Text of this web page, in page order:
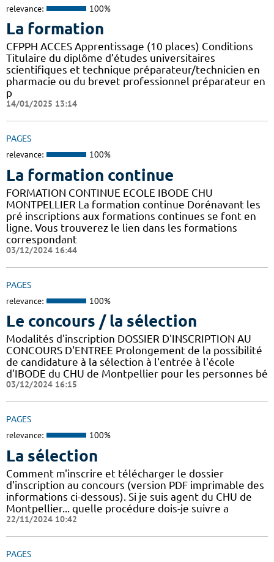
relevance: 100%
La formation
CFPPH ACCES Apprentissage (10 places) Conditions
Titulaire du diplôme d’études universitaires
scientifiques et technique préparateur/technicien en
pharmacie ou du brevet professionnel préparateur en
p
14/01/2025 13:14
PAGES
relevance: 100%
La formation continue
FORMATION CONTINUE ECOLE IBODE CHU
MONTPELLIER La formation continue Dorénavant les
pré inscriptions aux formations continues se font en
ligne. Vous trouverez le lien dans les formations
correspondant
03/12/2024 16:44
PAGES
relevance: 100%
Le concours / la sélection
Modalités d'inscription DOSSIER D'INSCRIPTION AU
CONCOURS D'ENTREE Prolongement de la possibilité
de candidature à la sélection à l'entrée à l'école
d'IBODE du CHU de Montpellier pour les personnes bé
03/12/2024 16:15
PAGES
relevance: 100%
La sélection
Comment m'inscrire et télécharger le dossier
d'inscription au concours (version PDF imprimable des
informations ci-dessous). Si je suis agent du CHU de
Montpellier... quelle procédure dois-je suivre a
22/11/2024 10:42
PAGES